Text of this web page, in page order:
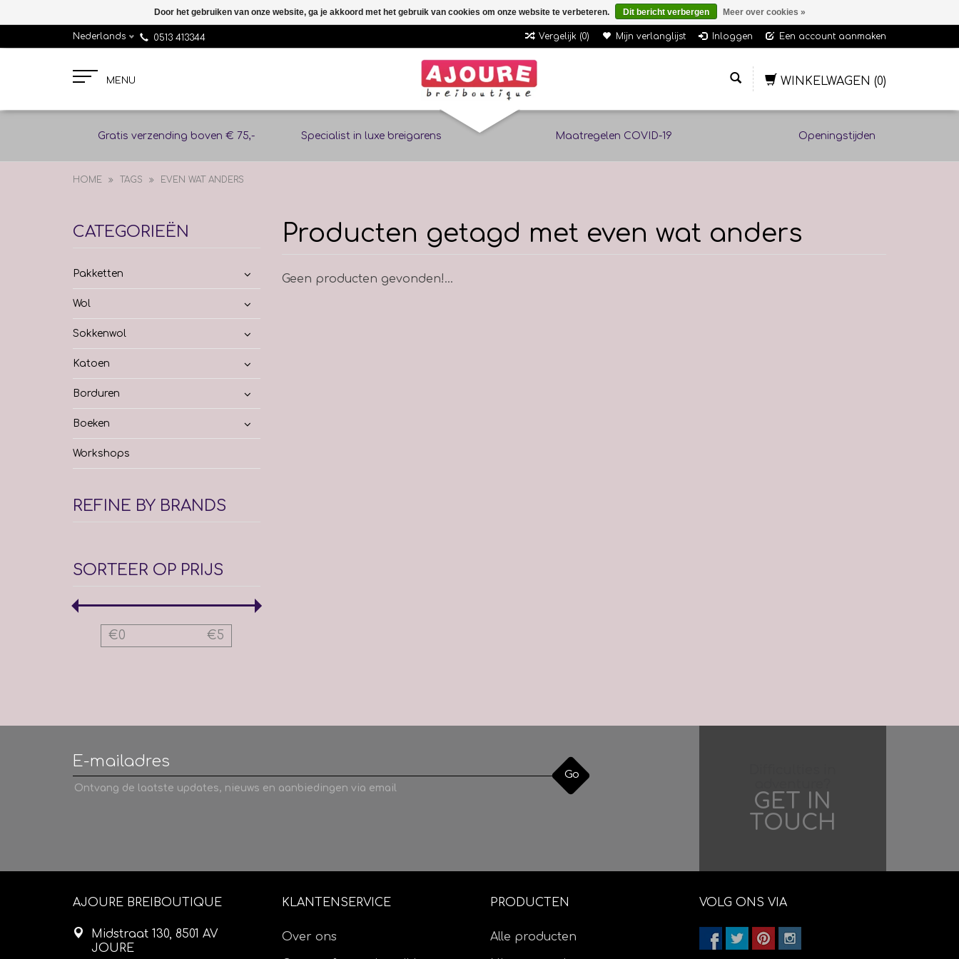
Nederlands 0513 413344 Vergelijk (0) Mijn verlanglijst Inloggen Een account aanmaken
MENU WINKELWAGEN (0)
Gratis verzending boven € 75,- Specialist in luxe breigarens Maatregelen COVID-19 Openingstijden
HOME TAGS EVEN WAT ANDERS
CATEGORIEËN
Pakketten
Wol
Sokkenwol
Katoen
Borduren
Boeken
Workshops
REFINE BY BRANDS
SORTEER OP PRIJS
€0 €5
Producten getagd met even wat anders
Geen producten gevonden!...
Go
Ontvang de laatste updates, nieuws en aanbiedingen via email
GET IN
TOUCH
AJOURE BREIBOUTIQUE
Midstraat 130, 8501 AV
JOURE
KLANTENSERVICE
Over ons
PRODUCTEN
Alle producten
VOLG ONS VIA
Door het gebruiken van onze website, ga je akkoord met het gebruik van cookies om onze website te verbeteren. Dit bericht verbergen Meer over cookies »